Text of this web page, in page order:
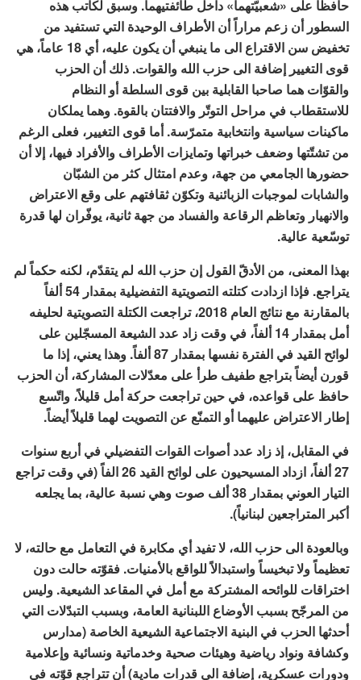
حافظا على «شعبيّتهما» داخل طائفتيهما. وسبق لكاتب هذه
السطور أن زعم مراراً أن الأطراف الوحيدة التي تستفيد من
تخفيض سن الاقتراع الى ما ينبغي أن يكون عليه، أي 18 عاماً، هي
قوى التغيير إضافة الى حزب الله والقوات. ذلك أن الحزب
والقوّات هما صاحبا القابلية بين قوى السلطة أو النظام
للاستقطاب في مراحل التوتّر والافتتان بالقوة. وهما يملكان
ماكينات سياسية وانتخابية متمرّسة. أما قوى التغيير، فعلى الرغم
من تشتّتها وضعف خبراتها وتمايزات الأطراف والأفراد فيها، إلا أن
حضورها الجامعي من جهة، وعدم امتثال كثر من الشبّان
والشابات لموجبات الزبائنية وتكوّن ثقافتهم على وقع الاعتراض
والانهيار وتعاظم الرقاعة والفساد من جهة ثانية، يوفّران لها قدرة
توسّعية عالية.
بهذا المعنى، من الأدقّ القول إن حزب الله لم يتقدّم، لكنه حكماً لم
يتراجع
. فإذا ازدادت كتلته التصويتية التفضيلية بمقدار 54 ألفاً
بالمقارنة مع نتائج العام 2018، تراجعت الكتلة التصويتية لحليفه
أمل بمقدار 14 ألفاً، في وقت زاد عدد الشيعة المسجّلين على
لوائح القيد في الفترة نفسها بمقدار 87 ألفاً. وهذا يعني، إذا ما
قورن أيضاً بتراجع طفيف طرأ على معدّلات المشاركة، أن الحزب
حافظ على قواعده، في حين تراجعت حركة أمل قليلاً، واتّسع
إطار الاعتراض عليهما أو التمنّع عن التصويت لهما قليلاً أيضاً.
في المقابل، إذ زاد عدد أصوات القوات التفضيلي في أربع سنوات
27 ألفاً، ازداد المسيحيون على لوائح القيد 26 الفاً (في وقت تراجع
التيار العوني بمقدار 38 ألف صوت وهي نسبة عالية، بما يجلعه
أكبر المتراجعين لبنانياً).
وبالعودة الى حزب الله، لا تفيد أي مكابرة في التعامل مع حالته، لا
تعظيماً ولا تبخيساً واستبدالاً للواقع بالأمنيات. فقوّته حالت دون
اختراقات للوائحه المشتركة مع أمل في المقاعد الشيعية. وليس
من المرجّح بسبب الأوضاع اللبنانية العامة، وبسبب التبدّلات التي
أحدثها الحزب في البنية الاجتماعية الشيعية الخاصة (مدارس
وكشافة ونواد رياضية وهيئات صحية وخدماتية ونسائية وإعلامية
ودورات عسكرية، إضافة الى قدرات مادية) أن تتراجع قوّته في